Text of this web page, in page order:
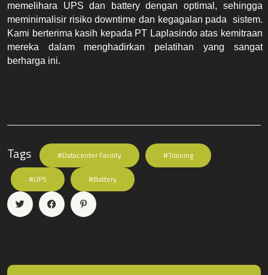
memelihara UPS dan battery dengan optimal, sehingga
meminimalisir risiko downtime dan kegagalan pada  sistem.
Kami berterima kasih kepada PT Laplasindo atas kemitraan
mereka dalam menghadirkan pelatihan yang sangat
berharga ini.
Tags #Datacenter Facility #Training
#UPS #Battery